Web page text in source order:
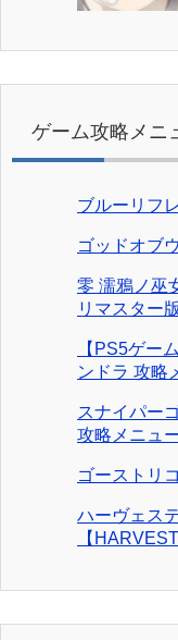
ゲーム攻略メニ
ブルーリフ
ゴッドオブ
零 濡鴉ノ巫
リマスター版
【PS5ゲー
ンドラ 攻略
スナイパー
攻略メニュ
ゴーストリ
ハーヴェス
【